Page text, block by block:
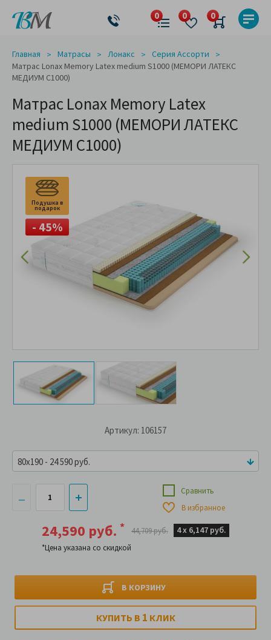
Главная Матрасы Лонакс
Серия Ассорти
Матрас Lonax Memory Latex medium S1000 (МЕМОРИ ЛАТЕКС
МЕДИУМ С1000)
Матрас Lonax Memory Latex
medium S1000 (МЕМОРИ ЛАТЕКС
МЕДИУМ С1000)
Подушка в
подарок
- 45%
Артикул: 106157
24,590 руб. *
*Цена указана со скидкой
44,709 руб. 4 х 6,147 руб.
В КОРЗИНУ
Сравнить
В избранное
КУПИТЬ В 1 КЛИК
80x190 - 24 590 руб.